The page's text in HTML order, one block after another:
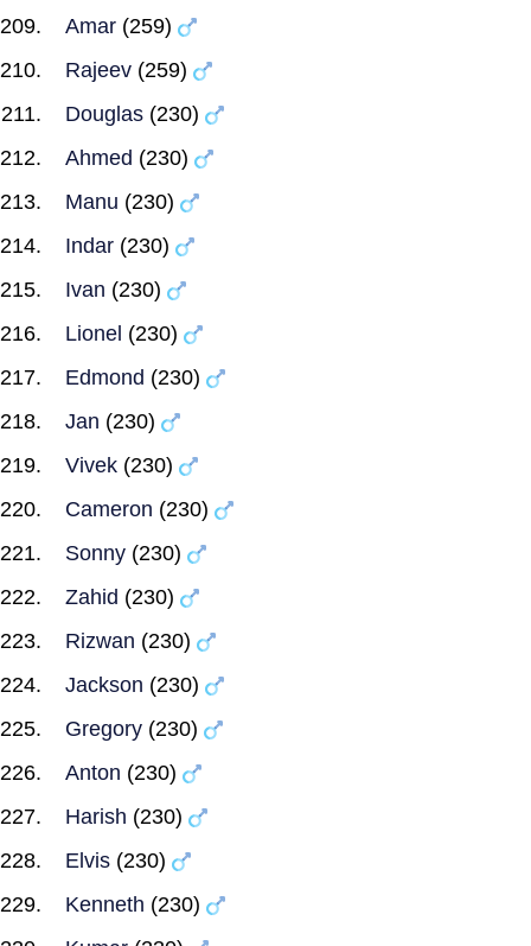
Amar (259)
Rajeev (259)
Douglas (230)
Ahmed (230)
Manu (230)
Indar (230)
Ivan (230)
Lionel (230)
Edmond (230)
Jan (230)
Vivek (230)
Cameron (230)
Sonny (230)
Zahid (230)
Rizwan (230)
Jackson (230)
Gregory (230)
Anton (230)
Harish (230)
Elvis (230)
Kenneth (230)